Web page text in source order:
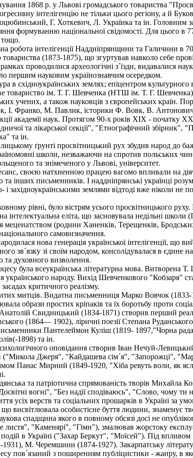
1868 р. у Львові громадського товариства
інтелігенцію не тільки цього регіону, а й
Г. Хоткевич, Л. Українка та ін. Головним
формуванню національної свідомості. Для цього в
тощо.
робота інтелігенції Наддніпрянщини та Галичини
товариства (1873-1875), що згуртував навколо себе
проводилися археологічні з´їзди, видавалися
першим науковим українознавчим осередком.
в східноукраїнських землях; епіцентром
товариство ім. Т. Г. Шевченка (НТШ ім. Т. Г.
учених, а також науковців з європейських
І. Франко, М. Павлик, історики Ф. Вовк, В.
академії наук. Протягом 90-х років XIX - початку
та лікарської секції", "Етнографічний збірник",
та ін.
ґрунті просвітницький рух збудив народ до
школи, незважаючи на спротив польських
та знімеченого у Львові, університет.
своєю натхненною працею вагомо впливали на
письменників. І наддніпрянські українці
і західноукраїнськими землями відтоді вже ніколи
рівні, було вістрям усього просвітницького руху.
інтелектуальна еліта, що засновувала недільні
(родини Ханенків, Терещенків,
самовизначення.
нова генерація української інтелігенції, що
зв´язку зі своїм народом, консолідувалася в єдине
та духовного визволення.
була всеукраїнська літературна мова. Витворена
українського народу. Вихід Шевченкового
критичного реалізму.
митців. Видатна письменниця Марко Вовчок
образи простих кріпаків та їх боротьбу проти
Свидницький (1834-1871) створив перший
(1864— 1902), ліричні поезії Степана
Пантелеймон Куліш (1819- 1897,"Чорна
1898) та ін.
оповідання створив Іван Нечуй-
("Микола Джеря", "Кайдашева сім´я", "Запорожці",
Панас Мирний (1849-1920, "Хіба ревуть воли, як
та патріотична спрямованість творів
вогні", "Без надії сподіваюсь", "Слово, чому
усіх верств та соціальних прошарків в Україні за умов
висвітлювала особистісне буття людини, знаменує
спадщина якого в повному обсязі досі не
листя", "Каменярі", "Гімн"), змалював жорстоку
в Україні ("Захар Беркут", "Моїсей"). Під
М. Черемшини (1874-1927). Закарпатську
пов´язаний з поширенням публіцистики - жанру, в